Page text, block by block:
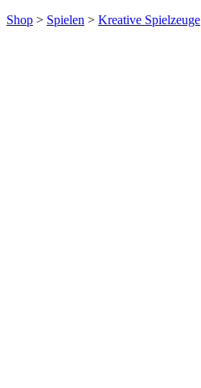
Shop > Spielen > Kreative Spielzeuge